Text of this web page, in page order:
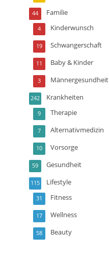
Familie
44
Kinderwunsch
4
Schwangerschaft
19
Baby & Kinder
11
Männergesundheit
3
Krankheiten
242
Therapie
9
Alternativmedizin
7
Vorsorge
10
Gesundheit
59
Lifestyle
115
Fitness
31
Wellness
17
Beauty
58